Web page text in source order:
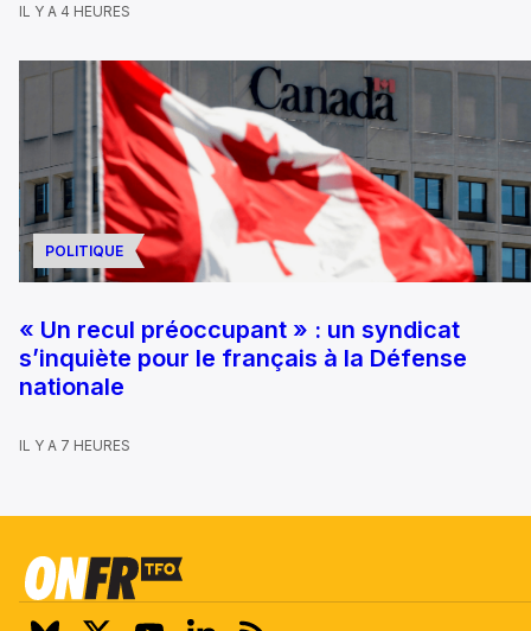
IL Y A 4 HEURES
POLITIQUE
« Un recul préoccupant » : un syndicat
s’inquiète pour le français à la Défense
nationale
IL Y A 7 HEURES